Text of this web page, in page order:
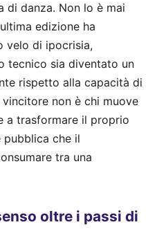
di danza. Non lo è mai
edizione ha
velo di ipocrisia,
tecnico sia diventato un
rispetto alla capacità di
non è chi muove
a trasformare il proprio
pubblica che il
tra una
oltre i passi di